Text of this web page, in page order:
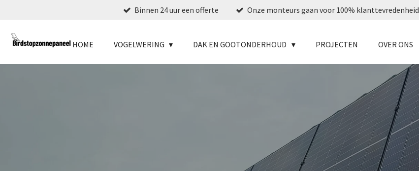
naar
de
Binnen 24 uur een offerte Onze monteurs gaan voor 100% klanttevredenheid
HOME VOGELWERING DAK EN GOOTONDERHOUD PROJECTEN OVER ONS